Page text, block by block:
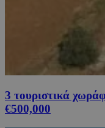
3 τουριστικά
€500,000